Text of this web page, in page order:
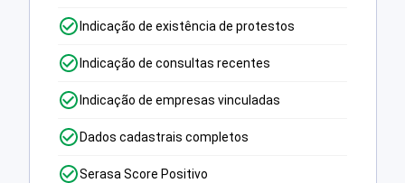
Indicação de existência de protestos
Indicação de consultas recentes
Indicação de empresas vinculadas
Dados cadastrais completos
Serasa Score Positivo